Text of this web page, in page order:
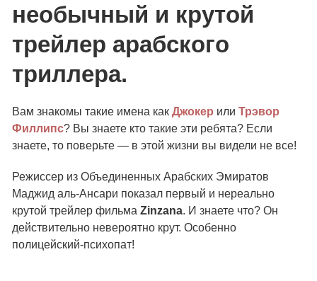
необычный и крутой
трейлер арабского
триллера.
Вам знакомы такие имена как Джокер или Трэвор
Филлипс? Вы знаете кто такие эти ребята? Если
знаете, то поверьте — в этой жизни вы видели не все!
Режиссер из Объединенных Арабских Эмиратов
Маджид аль-Ансари показал первый и нереально
крутой трейлер фильма Zinzana. И знаете что? Он
действительно невероятно крут. Особенно
полицейский-психопат!